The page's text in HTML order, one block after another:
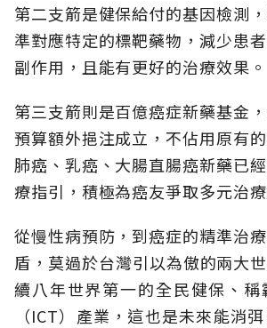
第二支箭是健保給付的基因檢測
準對應特定的標靶藥物，減少患
副作用，且能有更好的治療效果。
第三支箭則是百億癌症新藥基金
預算額外挹注成立，不佔用原有
肺癌、乳癌、大腸直腸癌新藥已
療指引，積極為癌友爭取多元治療
從慢性病預防，到癌症的精準治
盾，莫過於台灣引以為傲的兩大
續八年世界第一的全民健保、
（ICT）產業，這也是未來能消